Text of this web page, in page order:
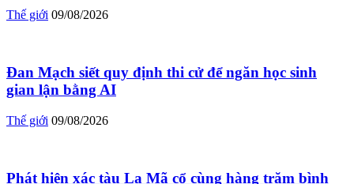
Thế giới 09/08/2026
Đan Mạch siết quy định thi cử để ngăn học sinh
gian lận bằng AI
Thế giới 09/08/2026
Phát hiện xác tàu La Mã cổ cùng hàng trăm bình